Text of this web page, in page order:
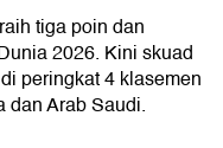
tiga poin dan
2026. Kini skuad
peringkat 4 klasemen
dan Arab Saudi.